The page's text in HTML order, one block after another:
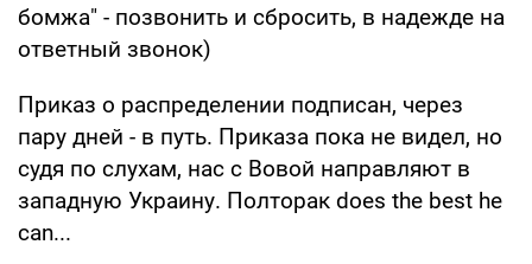
бомжа" - позвонить и сбросить, в надежде на
ответный звонок)
Приказ о распределении подписан, через
пару дней - в путь. Приказа пока не видел, но
судя по слухам, нас с Вовой направляют в
западную Украину. Полторак does the best he
can...